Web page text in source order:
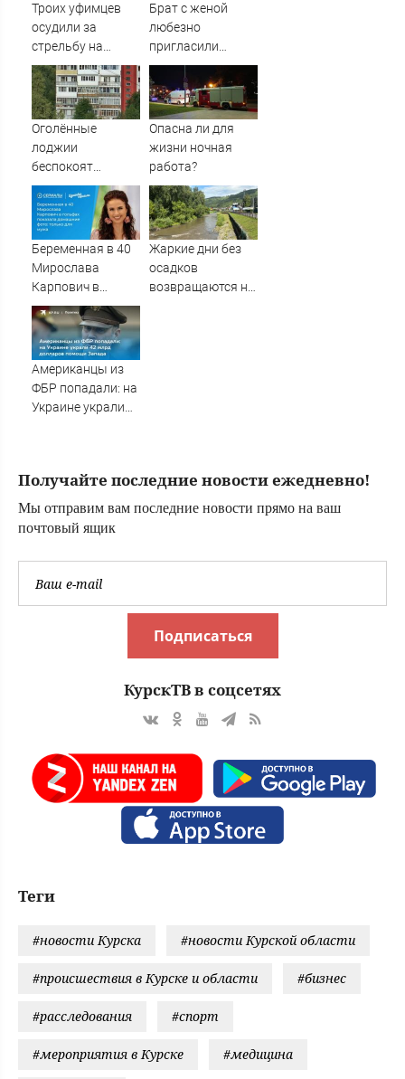
Троих уфимцев
осудили за
стрельбу на
кладбище в
Башкирии
Брат с женой
любезно
пригласили
погостить, но
лучше бы мы
сняли квартиру
Оголённые
лоджии
беспокоят
мурманчан
Опасна ли для
жизни ночная
работа?
Беременная в 40
Мирослава
Карпович в
гольфах показала
домашние фото:
только для мужа
Жаркие дни без
осадков
возвращаются на
Американцы из
ФБР попадали: на
Украине украли
Получайте последние новости ежедневно!
Мы отправим вам последние новости прямо на ваш
почтовый ящик
Подписаться
КурскТВ в соцсетях
Теги
#новости Курска #новости Курской области
#происшествия в Курске и области #бизнес
#расследования #спорт
#мероприятия в Курске #медицина